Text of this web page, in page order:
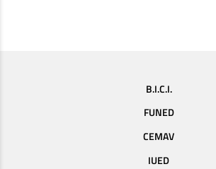
B.I.C.I.
FUNED
CEMAV
IUED